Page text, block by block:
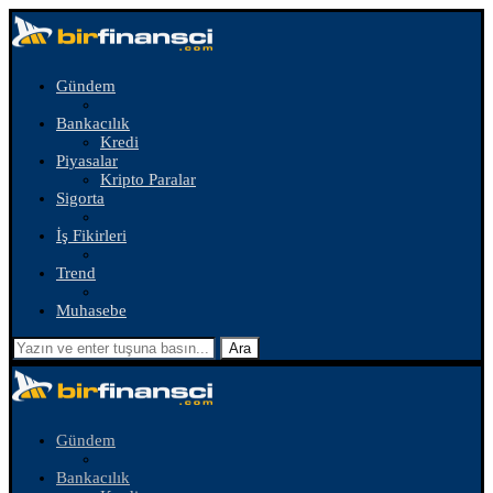
Gündem
Bankacılık
Kredi
Piyasalar
Kripto Paralar
Sigorta
İş Fikirleri
Trend
Muhasebe
Ara
Gündem
Bankacılık